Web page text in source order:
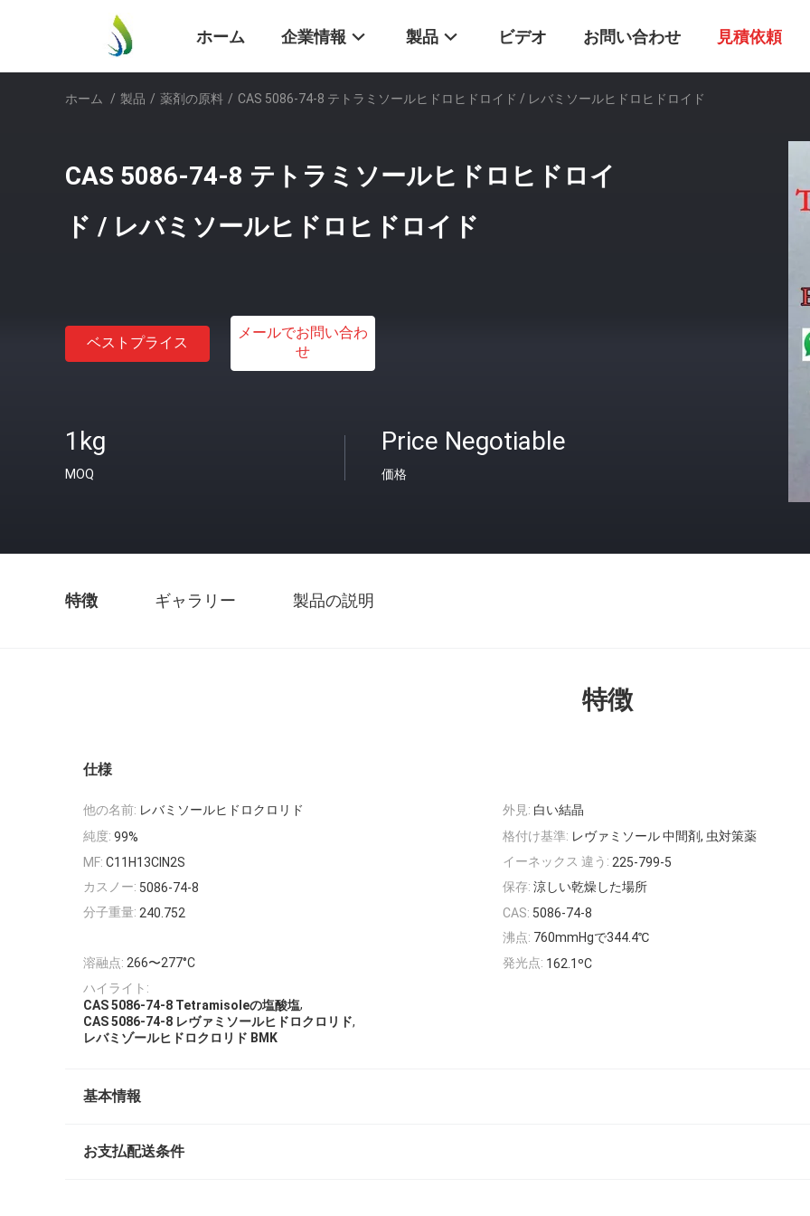
ホーム 企業情報 製品 ビデオ お問い合わせ 見積依頼
ホーム / 製品 / 薬剤の原料 / CAS 5086-74-8 テトラミソールヒドロヒドロイド / レバミソールヒドロヒドロイド
CAS 5086-74-8 テトラミソールヒドロヒドロイ
ド / レバミソールヒドロヒドロイド
ベストプライス
メールでお問い合わ
せ
1kg
MOQ
Price Negotiable
価格
特徴 ギャラリー 製品の説明
特徴
仕様
他の名前: レバミソールヒドロクロリド 外見: 白い結晶
純度: 99% 格付け基準: レヴァミソール 中間剤, 虫対策薬
MF: C11H13ClN2S イーネックス 違う: 225-799-5
カスノー: 5086-74-8 保存: 涼しい乾燥した場所
分子重量: 240.752 CAS: 5086-74-8
沸点: 760mmHgで344.4℃
溶融点: 266〜277°C 発光点: 162.1ºC
ハイライト:
CAS 5086-74-8 Tetramisoleの塩酸塩,
CAS 5086-74-8 レヴァミソールヒドロクロリド,
レバミゾールヒドロクロリド BMK
基本情報
お支払配送条件